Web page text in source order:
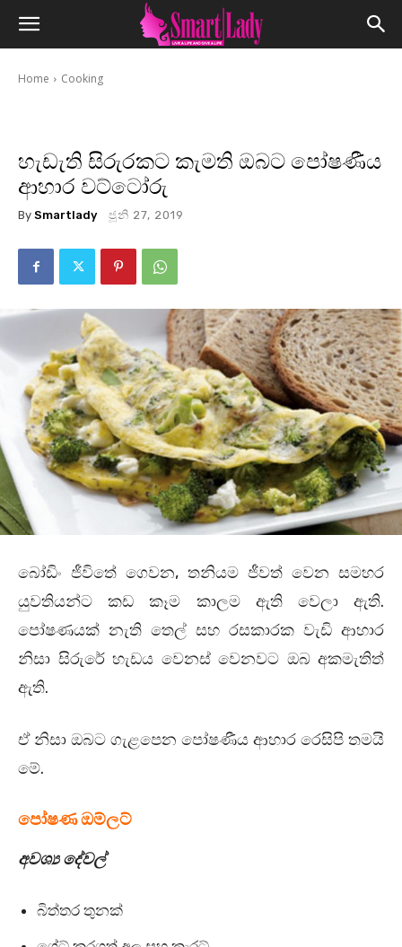
Home Cooking
හැඩැති සිරුරකට කැමති ඔබට පෝෂණීය
ආහාර වට්ටෝරු
By Smartlady ජූනි 27, 2019
බෝඩිං ජීවිතේ ගෙවන, තනියම ජීවත් වෙන සමහර
යුවතියන්ට කඩ කෑම කාලම ඇති වෙලා ඇති.
පෝෂණයක් නැති තෙල් සහ රසකාරක වැඩි ආහාර
නිසා සිරුරේ හැඩය වෙනස් වෙනවට ඔබ අකමැතිත්
ඇති.
ඒ නිසා ඔබට ගැළපෙන පෝෂණීය ආහාර රෙසිපි තමයි
මේ.
පෝෂණ ඔම්ලට්
අවශ්‍ය දේවල්
බිත්තර තුනක්